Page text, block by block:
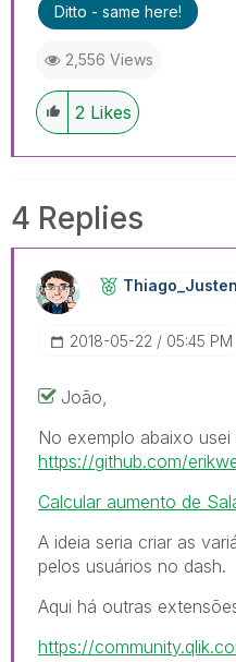
Ditto - same here!
2,556 Views
2 Likes
4 Replies
Thiago_Justen_
‎2018-05-22 05:45 PM
João,
No exemplo abaixo
https://github.com/
Calcular aumento de
A ideia seria criar as
pelos usuários no dash.
Aqui há outras
https://